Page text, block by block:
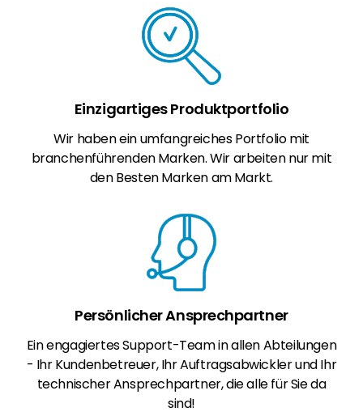
Einzigartiges Produktportfolio
Wir haben ein umfangreiches Portfolio mit
branchenführenden Marken. Wir arbeiten nur mit
den Besten Marken am Markt.
Persönlicher Ansprechpartner
Ein engagiertes Support-Team in allen Abteilungen
- Ihr Kundenbetreuer, Ihr Auftragsabwickler und Ihr
technischer Ansprechpartner, die alle für Sie da
sind!